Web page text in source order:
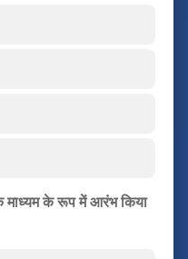
माध्यम के रूप में आरंभ किया